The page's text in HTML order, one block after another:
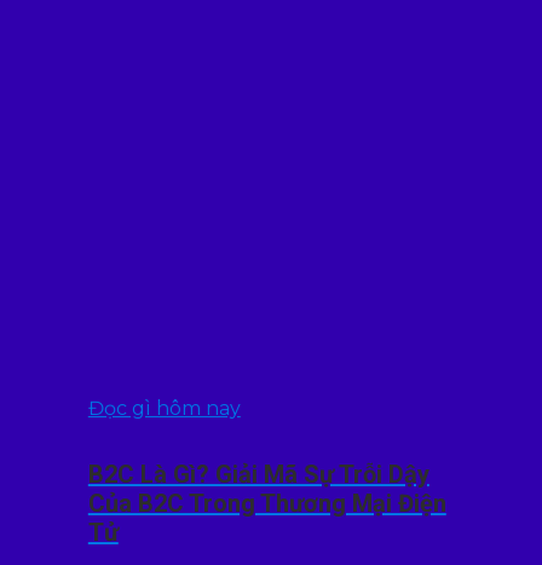
Đọc gì hôm nay
B2C Là Gì? Giải Mã Sự Trỗi Dậy
Của B2C Trong Thương Mại Điện
Tử